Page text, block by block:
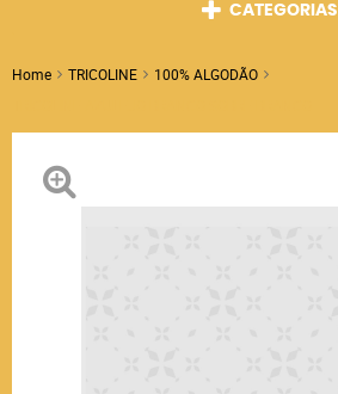
CATEGORIAS
Home TRICOLINE
100% ALGODÃO